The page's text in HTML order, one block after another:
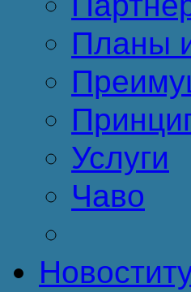
Планы
Услуги
Чаво
Новости